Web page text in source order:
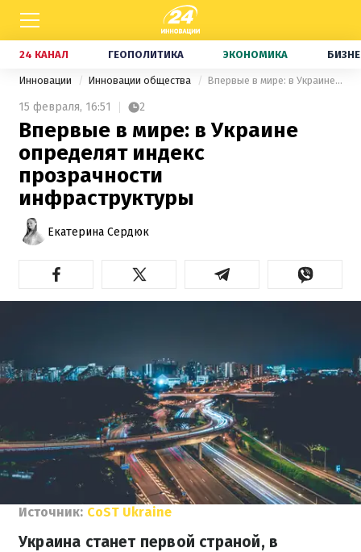
24 КАНАЛ ГЕОПОЛИТИКА ЭКОНОМИКА
Инновации Инновации общества Впервые в мире: в Украине определят индекс прозрачности инфраструктуры
15 февраля, 16:51 2
Впервые в мире: в Украине
определят индекс
прозрачности
инфраструктуры
Екатерина Сердюк
Источник: CoST Ukraine
Украина станет первой страной, в